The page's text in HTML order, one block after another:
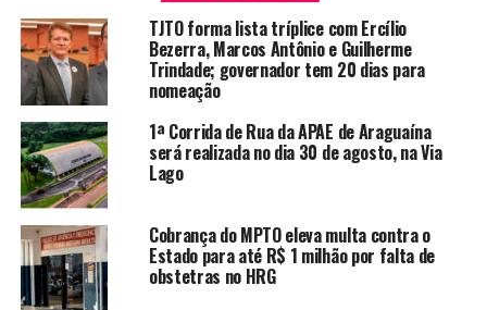
TJTO forma lista tríplice com Ercílio
Bezerra, Marcos Antônio e Guilherme
Trindade; governador tem 20 dias para
nomeação
1ª Corrida de Rua da APAE de Araguaína
será realizada no dia 30 de agosto, na Via
Lago
Cobrança do MPTO eleva multa contra o
Estado para até R$ 1 milhão por falta de
obstetras no HRG